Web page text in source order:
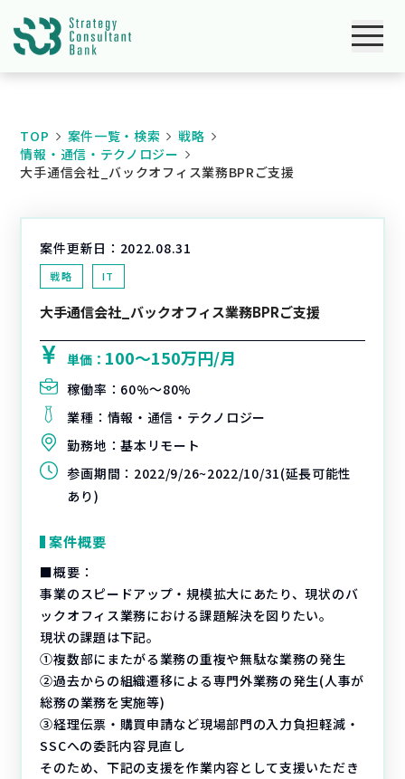
TOP 案件一覧・検索
戦略
情報・通信・テクノロジー
大手通信会社_バックオフィス業務BPRご支援
案件更新日： 2022.08.31
戦略 IT
大手通信会社_バックオフィス業務BPRご支援
単価： 100〜150万円/月
稼働率： 60%〜80%
業種： 情報・通信・テクノロジー
勤務地：基本リモート
参画期間： 2022/9/26~2022/10/31(延長可能性
あり)
案件概要
■概要：
事業のスピードアップ・規模拡大にあたり、現状のバ
ックオフィス業務における課題解決を図りたい。
現状の課題は下記。
①複数部にまたがる業務の重複や無駄な業務の発生
②過去からの組織遷移による専門外業務の発生(人事が
総務の業務を実施等)
③経理伝票・購買申請など現場部門の入力負担軽減・
SSCへの委託内容見直し
そのため、下記の支援を作業内容として支援いただき